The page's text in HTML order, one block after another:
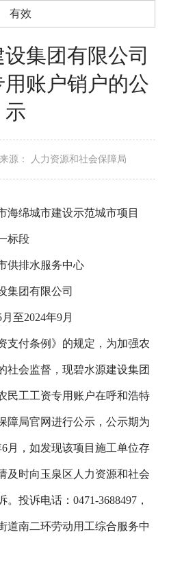
有效
集团有限公司
账户销户的公
示
源： 人力资源和社会保障局
海绵城市建设示范城市项目
标段
供排水服务中心
集团有限公司
至2024年9月
支付条例》的规定，为加强农
社会监督，现碧水源建设集团
民工工资专用账户在呼和浩特
障局官网进行公示，公示期为
6月，如发现该项目施工单位存
及时向玉泉区人力资源和社会
投诉电话：0471-3688497，
道南二环劳动用工综合服务中